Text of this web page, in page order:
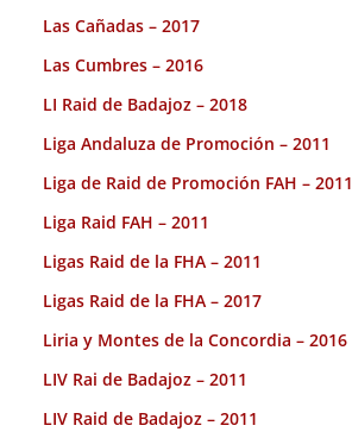
Las Cañadas – 2017
Las Cumbres – 2016
LI Raid de Badajoz – 2018
Liga Andaluza de Promoción – 2011
Liga de Raid de Promoción FAH – 2011
Liga Raid FAH – 2011
Ligas Raid de la FHA – 2011
Ligas Raid de la FHA – 2017
Liria y Montes de la Concordia – 2016
LIV Rai de Badajoz – 2011
LIV Raid de Badajoz – 2011